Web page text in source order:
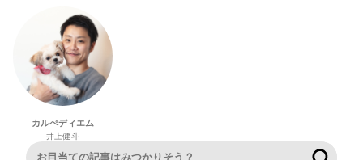
カルぺディエム
井上健斗